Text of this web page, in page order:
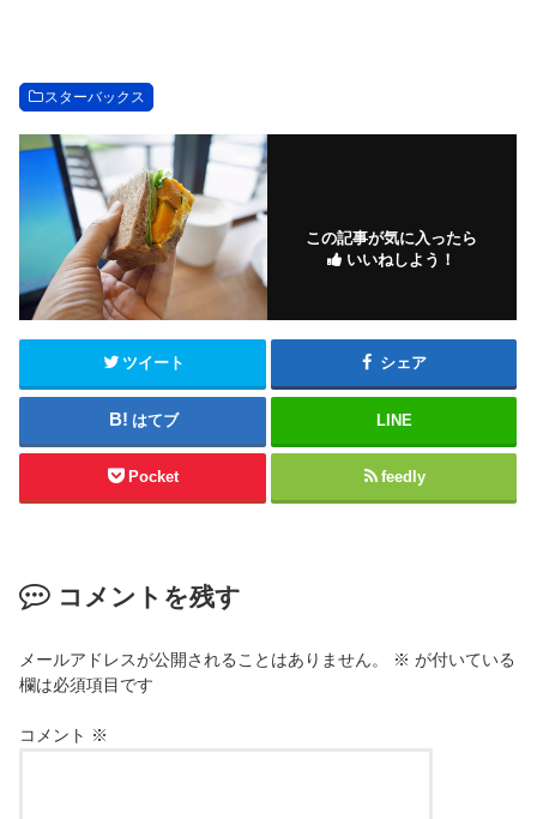
スターバックス
この記事が気に入ったら
いいねしよう！
ツイート シェア
はてブ LINE
Pocket feedly
コメントを残す
メールアドレスが公開されることはありません。 ※ が付いている
欄は必須項目です
コメント ※